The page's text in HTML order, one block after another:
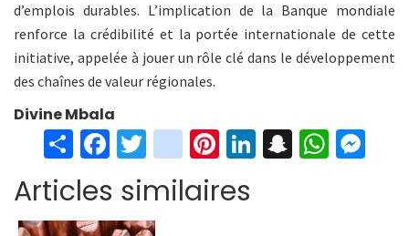
d’emplois durables. L’implication de la Banque mondiale
renforce la crédibilité et la portée internationale de cette
initiative, appelée à jouer un rôle clé dans le développement
des chaînes de valeur régionales.
Divine Mbala
S
h
ar
Fa
ce
b
T
wi
tt
in
st
ag
Pi
er
Li S W
Articles similaires